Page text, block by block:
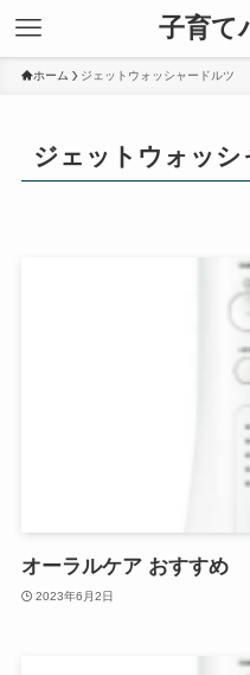
子育て
ホーム ジェットウォッシャードルツ
ジェットウォッシ
オーラルケア おすすめ
2023年6月2日